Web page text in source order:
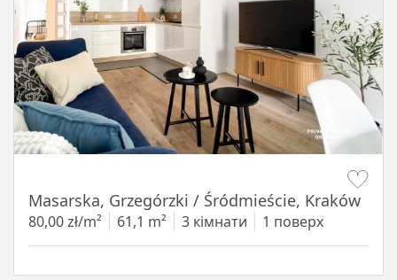
Masarska, Grzegórzki / Śródmieście, Kraków
80,00 zł/m² 61,1 m² 3 кімнати 1 поверх